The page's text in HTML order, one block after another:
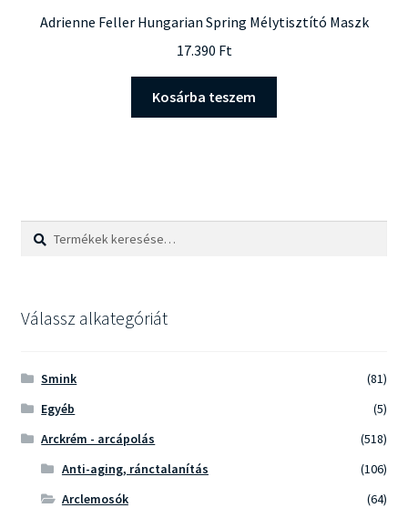
Adrienne Feller Hungarian Spring Mélytisztító Maszk
17.390 Ft
Kosárba teszem
Keresés
Keresés
Válassz alkategóriát
Smink
(81)
Egyéb
(5)
Arckrém - arcápolás
(518)
Anti-aging, ránctalanítás
(106)
Arclemosók
(64)